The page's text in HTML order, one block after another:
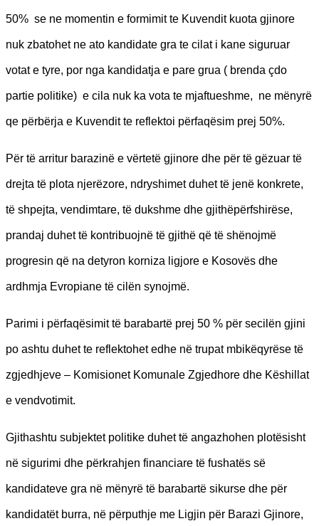
50% se ne momentin e formimit te Kuvendit kuota gjinore
nuk zbatohet ne ato kandidate gra te cilat i kane siguruar
votat e tyre, por nga kandidatja e pare grua ( brenda çdo
partie politike) e cila nuk ka vota te mjaftueshme, ne mënyrë
qe përbërja e Kuvendit te reflektoi përfaqësim prej 50%.
Për të arritur barazinë e vërtetë gjinore dhe për të gëzuar të
drejta të plota njerëzore, ndryshimet duhet të jenë konkrete,
të shpejta, vendimtare, të dukshme dhe gjithëpërfshirëse,
prandaj duhet të kontribuojnë të gjithë që të shënojmë
progresin që na detyron korniza ligjore e Kosovës dhe
ardhmja Evropiane të cilën synojmë.
Parimi i përfaqësimit të barabartë prej 50 % për secilën gjini
po ashtu duhet te reflektohet edhe në trupat mbikëqyrëse të
zgjedhjeve – Komisionet Komunale Zgjedhore dhe Këshillat
e vendvotimit.
Gjithashtu subjektet politike duhet të angazhohen plotësisht
në sigurimi dhe përkrahjen financiare të fushatës së
kandidateve gra në mënyrë të barabartë sikurse dhe për
kandidatët burra, në përputhje me Ligjin për Barazi Gjinore,